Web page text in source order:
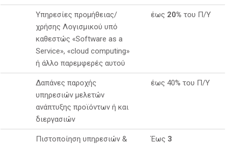
Υπηρεσίες προμήθειας/
χρήσης Λογισμικού υπό
καθεστώς «Software as a
Service», «cloud computing»
ή άλλο παρεμφερές αυτού
έως 20% του Π/Υ
Δαπάνες παροχής
υπηρεσιών μελετών
ανάπτυξης προϊόντων ή και
διεργασιών
έως 40% του Π/Υ
Πιστοποίηση υπηρεσιών &
Έως 3